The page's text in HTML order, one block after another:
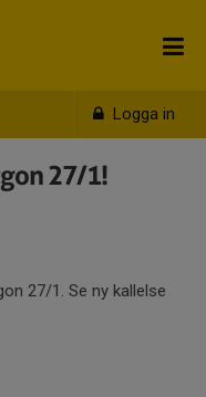
Logga in
27/1!
27/1. Se ny kallelse